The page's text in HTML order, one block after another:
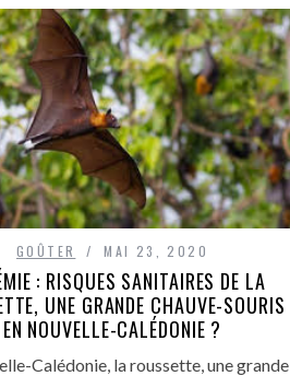
GOÛTER MAI 23, 2020
: RISQUES SANITAIRES DE LA
UNE GRANDE CHAUVE-SOURIS
EN NOUVELLE-CALÉDONIE ?
Calédonie, la roussette, une grande